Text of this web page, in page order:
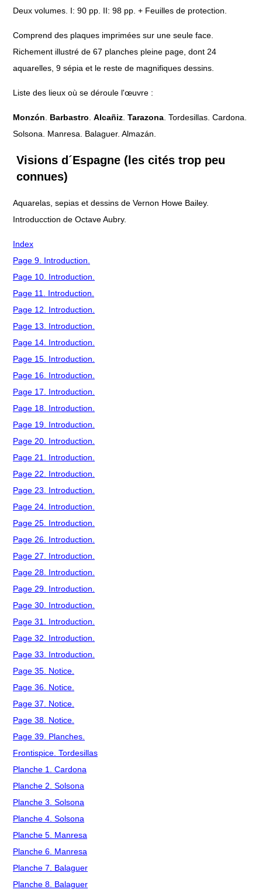
Deux volumes. I: 90 pp. II: 98 pp. + Feuilles de protection.
Comprend des plaques imprimées sur une seule face.
Richement illustré de 67 planches pleine page, dont 24
aquarelles, 9 sépia et le reste de magnifiques dessins.
Liste des lieux où se déroule l'œuvre :
Monzón. Barbastro. Alcañiz. Tarazona. Tordesillas. Cardona.
Solsona. Manresa. Balaguer. Almazán.
Visions d´Espagne (les cités trop peu
connues)
Aquarelas, sepias et dessins de Vernon Howe Bailey.
Introducction de Octave Aubry.
Index
Page 9. Introduction.
Page 10. Introduction.
Page 11. Introduction.
Page 12. Introduction.
Page 13. Introduction.
Page 14. Introduction.
Page 15. Introduction.
Page 16. Introduction.
Page 17. Introduction.
Page 18. Introduction.
Page 19. Introduction.
Page 20. Introduction.
Page 21. Introduction.
Page 22. Introduction.
Page 23. Introduction.
Page 24. Introduction.
Page 25. Introduction.
Page 26. Introduction.
Page 27. Introduction.
Page 28. Introduction.
Page 29. Introduction.
Page 30. Introduction.
Page 31. Introduction.
Page 32. Introduction.
Page 33. Introduction.
Page 35. Notice.
Page 36. Notice.
Page 37. Notice.
Page 38. Notice.
Page 39. Planches.
Frontispice. Tordesillas
Planche 1. Cardona
Planche 2. Solsona
Planche 3. Solsona
Planche 4. Solsona
Planche 5. Manresa
Planche 6. Manresa
Planche 7. Balaguer
Planche 8. Balaguer